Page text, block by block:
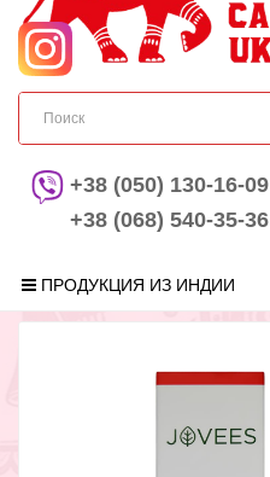
+38 (050) 130-16-09
+38 (068) 540-35-36
ПРОДУКЦИЯ ИЗ ИНДИИ